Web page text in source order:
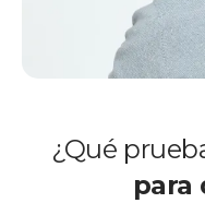
¿Qué
para